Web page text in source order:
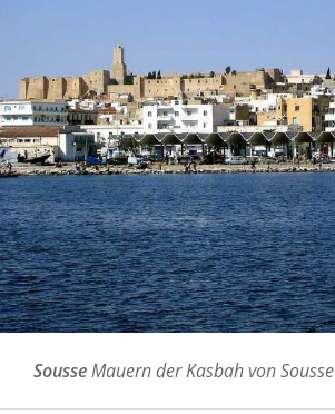
SousseMauern der Kasbah von Sousse